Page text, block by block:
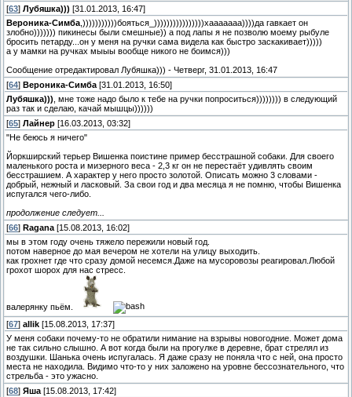
[63] Лубяшка))) [31.01.2013, 16:47]
Вероника-Симба ,)))))))))))бояться_))))))))))))))))хааааааа))))да гавкает он
злобно))))))) пикинесы были смешные)) а под лапы я не позволю моему рыбуле
бросить петарду...он у меня на ручки сама видела как быстро заскакивает)))))
а у мамки на ручках мыыы вообще никого не боимся)))
Сообщение отредактировал Лубяшка))) - Четверг, 31.01.2013, 16:47
[64] Вероника-Симба [31.01.2013, 16:50]
Лубяшка))) , мне тоже надо было к тебе на ручки попроситься)))))))) в следующий
раз так и сделаю, качай мышцы))))))
[65] Лайнер [16.03.2013, 03:32]
"Не беюсь я ничего"
Йоркширский терьер Вишенка поистине пример бесстрашной собаки. Для своего
маленького роста и мизерного веса - 2,3 кг он не перестаёт удивлять своим
бесстрашием. А характер у него просто золотой. Описать можно 3 словами -
добрый, нежный и ласковый. За свои год и два месяца я не помню, чтобы Вишенка
испугался чего-либо.
продолжение следует...
[66] Ragana [15.08.2013, 16:02]
мы в этом году очень тяжело пережили новый год.
потом наверное до мая вечером не хотели на улицу выходить.
как грохнет где что сразу домой несемся.Даже на мусоровозы реагировал.Любой
грохот шорох для нас стресс.
валерянку пьём.
[67] allik [15.08.2013, 17:37]
У меня собаки почему-то не обратили нимание на взрывы новогодние. Может дома
не так сильно слышно. А вот когда были на прогулке в деревне, брат стрелял из
воздушки. Шанька очень испугалась. Я даже сразу не поняла что с ней, она просто
места не находила. Видимо что-то у них заложено на уровне бессознательного, что
стрельба - это ужасно.
[68] Яша [15.08.2013, 17:42]